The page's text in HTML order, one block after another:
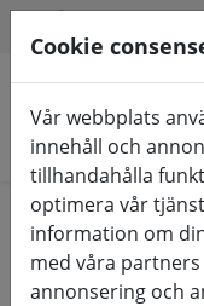
Sök produkter
Home %
Cookie
Vår webbplats
innehåll och
tillhandahålla
optimera vår
information om
med våra
annonsering och